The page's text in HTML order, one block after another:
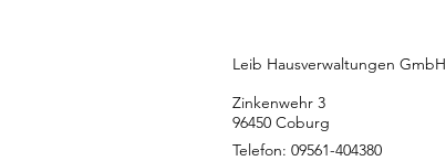
Leib Hausverwaltungen GmbH
Zinkenwehr 3
96450 Coburg
Telefon: 09561-404380